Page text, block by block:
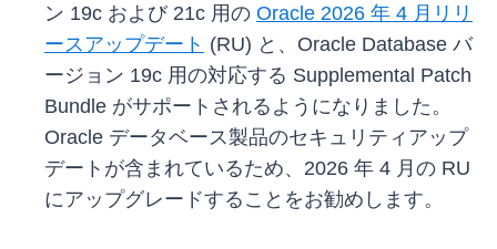
ン 19c および 21c 用の Oracle 2026 年 4 月リリ
ースアップデート (RU) と、Oracle Database バ
ージョン 19c 用の対応する Supplemental Patch
Bundle がサポートされるようになりました。
Oracle データベース製品のセキュリティアップ
デートが含まれているため、2026 年 4 月の RU
にアップグレードすることをお勧めします。